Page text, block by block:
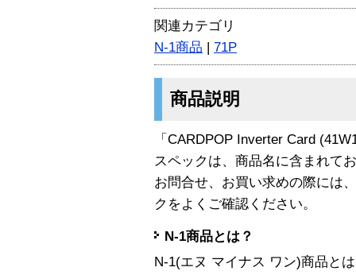
関連カテゴリ
N-1商品 | 71P
商品説明
「CARDPOP Inverter Card
スペックは、商品名に含まれて
お問合せ、お買い求めの際には
クをよくご確認ください。
N-1商品とは？
N-1(エヌ マイナス ワン)商品と